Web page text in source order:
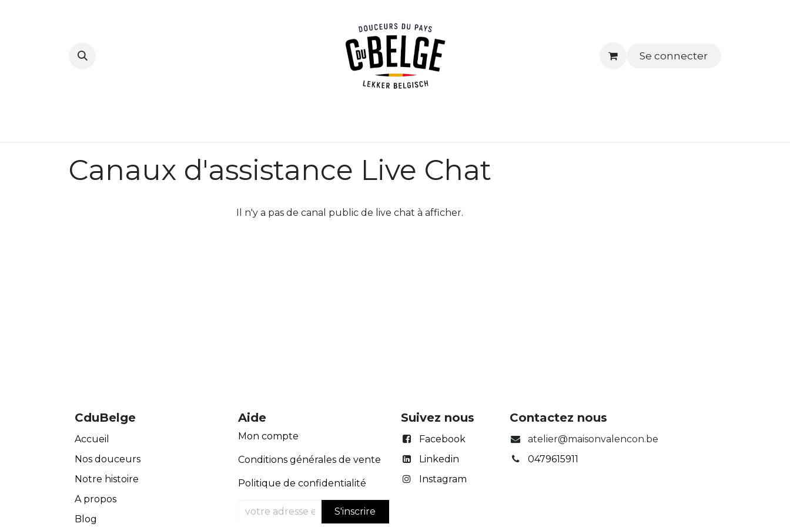
Se connecter
Canaux d'assistance Live Chat
Il n'y a pas de canal public de live chat à afficher.
Contactez nous
atelier@maisonvalencon.be
0479615911
CduBelge
Accueil
Nos douceurs
Notre histoire
A propos
Blog
Suivez nous
Facebook
Linkedin
Instagram
Aide
Mon compte
Conditions générales de vente
Politique de confidentialité
S'inscrire